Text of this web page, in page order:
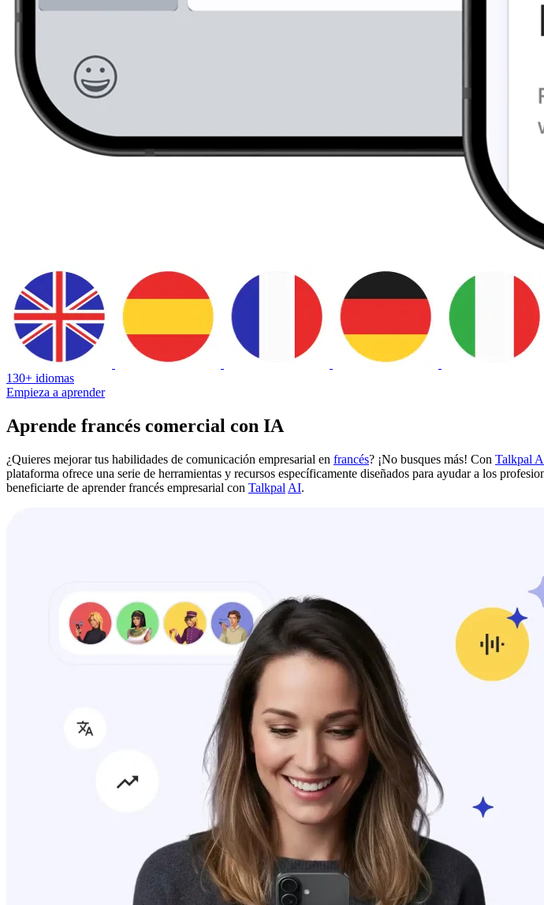
130+ idiomas
Empieza a aprender
Aprende francés comercial con IA
¿Quieres mejorar tus habilidades de comunicación empresarial en francés? ¡No busques más! Con Talkpal
plataforma ofrece una serie de herramientas y recursos específicamente diseñados para ayudar a los
beneficiarte de aprender francés empresarial con Talkpal AI.